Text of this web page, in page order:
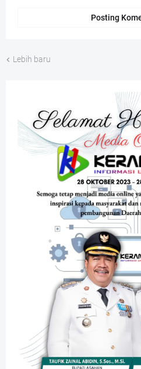
Posting
Lebih baru